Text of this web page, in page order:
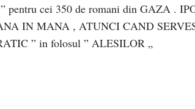
pentru cei 350 de romani din GAZA .
IN MANA , ATUNCI CAND
” in folosul ” ALESILOR „